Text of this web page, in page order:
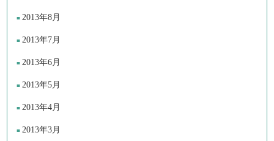
2013年8月
2013年7月
2013年6月
2013年5月
2013年4月
2013年3月